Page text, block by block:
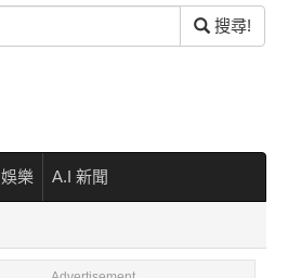
搜尋!
樂 A.I 新聞